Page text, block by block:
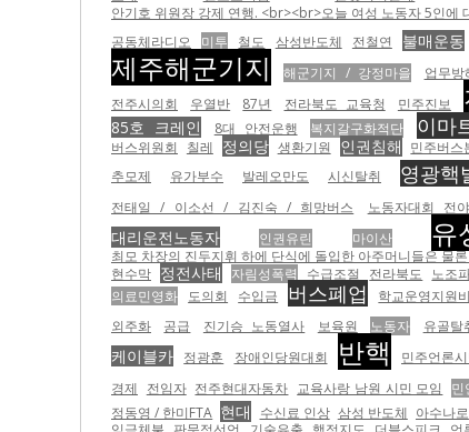
안기호 위원장 강제 연행. <br><br>오늘 여성 노동자 5인
공동체라디오
미투 철도 삼성반도체 전철연 불매운동
제주해군기지 해군기지 / 강정마을 업무방
전주시의회
우열반 87년 전라북도 교육청 민주진보
85호 크레인 8대 안전운행 복지갈구화적단 이마
버스위원회
칠레 정의당 생환기원 인권침해 민주버스
추모제
유가부수 발레오만도 시신탈취 영광핵
전태일 / 이소선 / 김진숙 / 희망버스
노동자대회 전
대리운전노동자 인권유린 마이산 유
최모 차장의 진두지휘 하에 단식에 돌입한 아주머니들은
현수막 정전사태 자림성폭력 수급조절 전라북도 노조
의료민영화 도의회 수입금 버스폐업 학교운영지원비
외주화
공급 진기승 노동열사 보육원 노동자 유골탈
케이블카 정광훈 장애인당원대회 반핵 민주언론
경제 전임자 전주현대자동차 교육사랑 남원 시민 모임 민
정동영 / 한미FTA 현대 수신료 인상 삼성 반도체 아수나로